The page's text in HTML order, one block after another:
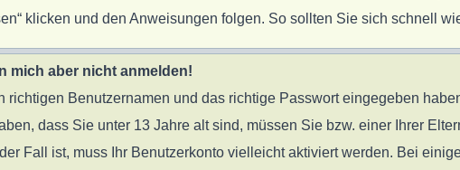
klicken und den Anweisungen folgen. So sollten Sie sich schnell
mich aber nicht anmelden!
richtigen Benutzernamen und das richtige Passwort eingegeben
dass Sie unter 13 Jahre alt sind, müssen Sie bzw. einer Ihrer
Fall ist, muss Ihr Benutzerkonto vielleicht aktiviert werden. Bei